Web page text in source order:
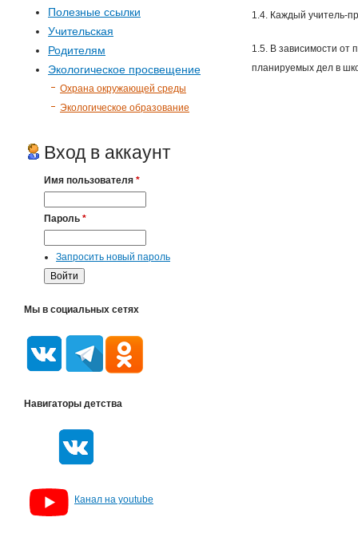
1.4. Каждый учитель-
1.5. В зависимости от
планируемых дел в
Полезные ссылки
Учительская
Родителям
Экологическое просвещение
Охрана окружающей среды
Экологическое образование
Вход в аккаунт
Имя пользователя *
Пароль *
Запросить новый пароль
Мы в социальных сетях
Навигаторы детства
Канал на youtube